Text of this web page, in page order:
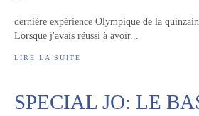
dernière expérience Olympique de la
Lorsque j'avais réussi à avoir...
LIRE LA SUITE
SPECIAL JO: LE